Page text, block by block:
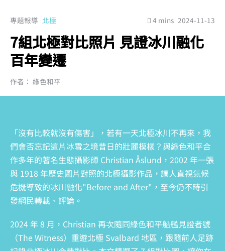
專題報導 北極 4 mins 2024-11-13
7組北極對比照片 見證冰川融化
百年變遷
作者： 綠色和平
「沒有比較就沒有傷害」，若有一天北極冰川不再來，我
們會否忘記這片冰雪之境昔日的壯麗模樣？與綠色和平合
作多年的著名生態攝影師 Christian Åslund，2002 年一張
與 1918 年歷史圖片對照的北極攝影作品，讓人直視氣候
危機導致的冰川融化"Before and After"，至今仍不時引
發網民轉載、評論。
2024 年 8 月，Christian 再次隨同綠色和平船艦見證者號
（The Witness）重遊北極 Svalbard 地區，跟隨前人足跡